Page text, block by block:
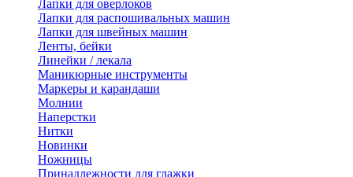
Лапки для оверлоков
Лапки для распошивальных машин
Лапки для швейных машин
Ленты, бейки
Линейки / лекала
Маникюрные инструменты
Маркеры и карандаши
Молнии
Наперстки
Нитки
Новинки
Ножницы
Принадлежности для глажки